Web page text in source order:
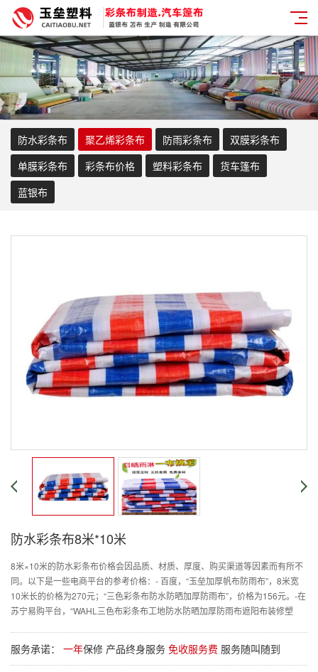
防水彩条布 聚乙烯彩条布 防雨彩条布
双膜彩条布
单膜彩条布
彩条布价格 塑料彩条布
货车篷布
蓝银布
防水彩条布8米*10米
8米×10米的防水彩条布价格会因品质、材质、厚度、购买渠道等因素而有所不
同。以下是一些电商平台的参考价格：- 百度，“玉垒加厚帆布防雨布”，8米宽
10米长的价格为270元；“三色彩条布防水防晒加厚防雨布”，价格为156元。-在
苏宁易购平台，“WAHL三色布彩条布工地防水防晒加厚防雨布遮阳布装修塑
服务承诺： 一年保修 产品终身服务 免收服务费 服务随叫随到